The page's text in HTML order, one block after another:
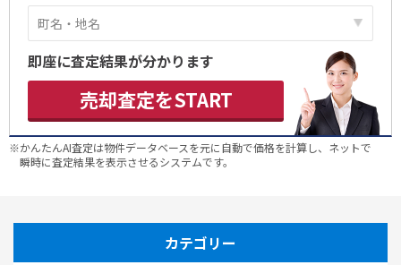
即座に査定結果が分かります
売却査定をSTART
※かんたんAI査定は物件データベースを元に自動で価格を計算し、ネットで
瞬時に査定結果を表示させるシステムです。
カテゴリー